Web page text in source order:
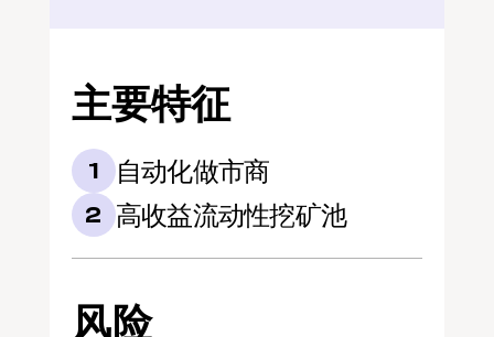
主要特征
1 自动化做市商
2 高收益流动性挖矿池
风险